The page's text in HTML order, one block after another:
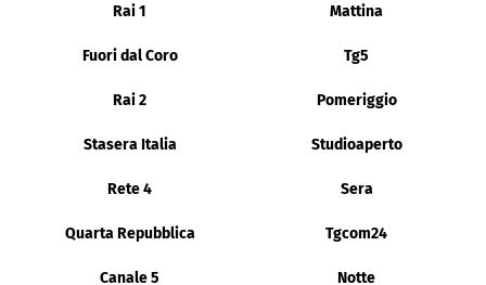
Rai 1 Mattina
Fuori dal Coro Tg5
Rai 2 Pomeriggio
Stasera Italia Studioaperto
Rete 4 Sera
Quarta Repubblica Tgcom24
Canale 5 Notte